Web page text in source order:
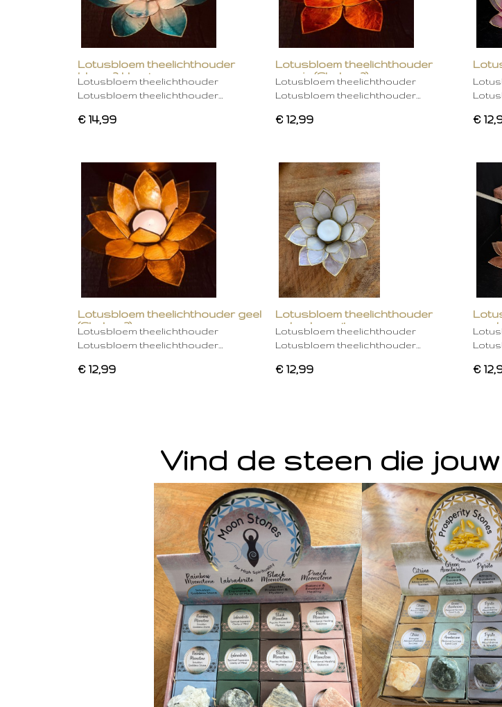
Lotusbloem theelichthouder
blauw 2 kleurig
Lotusbloem theelichthouder
Lotusbloem theelichthouder…
€ 14,99
Lotusbloem theelichthouder
oranje (Chakra 2)
Lotusbloem theelichthouder
Lotusbloem theelichthouder…
€ 12,99
rose
€
Lotusbloem theelichthouder geel
(Chakra 3)
Lotusbloem theelichthouder
Lotusbloem theelichthouder…
€ 12,99
Lotusbloem theelichthouder
gebroken wit
Lotusbloem theelichthouder
Lotusbloem theelichthouder…
€ 12,99 €
Vind de steen die